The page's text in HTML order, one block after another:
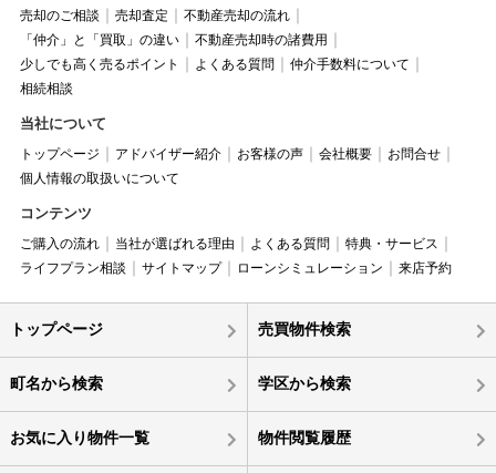
売却のご相談 売却査定
不動産売却の流れ
「仲介」と「買取」の違い
不動産売却時の諸費用
少しでも高く売るポイント
よくある質問
仲介手数料について
相続相談
当社について
トップページ アドバイザー紹介 お客様の声 会社概要
お問合せ
個人情報の取扱いについて
コンテンツ
ご購入の流れ 当社が選ばれる理由 よくある質問
特典・サービス
ライフプラン相談
サイトマップ ローンシミュレーション 来店予約
トップページ 売買物件検索
町名から検索 学区から検索
お気に入り物件一覧 物件閲覧履歴